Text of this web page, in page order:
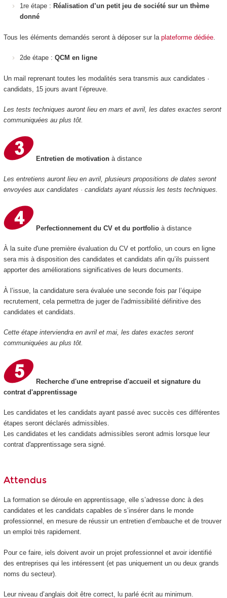
1re étape : Réalisation d’un petit jeu de société sur un thème
donné
Tous les éléments demandés seront à déposer sur la plateforme dédiée.
2de étape : QCM en ligne
Un mail reprenant toutes les modalités sera transmis aux candidates ·
candidats, 15 jours avant l’épreuve.
Les tests techniques auront lieu en mars et avril, les dates exactes seront
communiquées au plus tôt.
Entretien de motivation à distance
Les entretiens auront lieu en avril, plusieurs propositions de dates seront
envoyées aux candidates · candidats ayant réussis les tests techniques.
Perfectionnement du CV et du portfolio à distance
À la suite d'une première évaluation du CV et portfolio, un cours en ligne
sera mis à disposition des candidates et candidats afin qu’ils puissent
apporter des améliorations significatives de leurs documents.
À l’issue, la candidature sera évaluée une seconde fois par l’équipe
recrutement, cela permettra de juger de l'admissibilité définitive des
candidates et candidats.
Cette étape interviendra en avril et mai, les dates exactes seront
communiquées au plus tôt.
Recherche d'une entreprise d'accueil et signature du
contrat d'apprentissage
Les candidates et les candidats ayant passé avec succès ces différentes
étapes seront déclarés admissibles.
Les candidates et les candidats admissibles seront admis lorsque leur
contrat d'apprentissage sera signé.
Attendus
La formation se déroule en apprentissage, elle s’adresse donc à des
candidates et les candidats capables de s’insérer dans le monde
professionnel, en mesure de réussir un entretien d’embauche et de trouver
un emploi très rapidement.
Pour ce faire, iels doivent avoir un projet professionnel et avoir identifié
des entreprises qui les intéressent (et pas uniquement un ou deux grands
noms du secteur).
Leur niveau d’anglais doit être correct, lu parlé écrit au minimum.